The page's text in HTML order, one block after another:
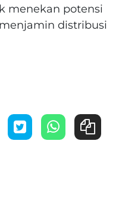
menekan potensi
distribusi